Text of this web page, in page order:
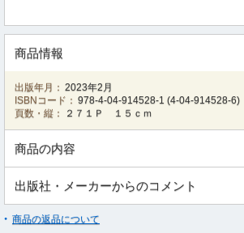
商品情報
出版年月： 2023年2月
ISBNコード： 978-4-04-914528-1 (4-04-914528-6)
頁数・縦：
２７１Ｐ １５ｃｍ
商品の内容
出版社・メーカーからのコメント
商品の返品について